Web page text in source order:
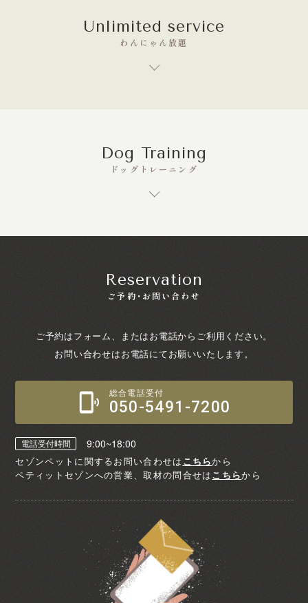
Unlimited service
わんにゃん放題
Dog Training
ドッグトレーニング
Reservation
ご予約・お問い合わせ
ご予約はフォーム、またはお電話からご利用ください。
お問い合わせはお電話にてお願いいたします。
総合電話受付
050-5491-7200
電話受付時間 9:00~18:00
セゾンペットに関するお問い合わせは こちらから
ペティットセゾンへの営業、取材の問合せはこちらから